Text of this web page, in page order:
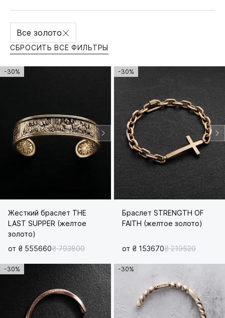
Все золото
СБРОСИТЬ ВСЕ ФИЛЬТРЫ
-30%
Жесткий браслет THE
LAST SUPPER (желтое
золото)
от ₴ 555660₴ 793800
-30%
Браслет STRENGTH OF
FAITH (желтое золото)
от ₴ 153670₴ 219520
-30% -30%